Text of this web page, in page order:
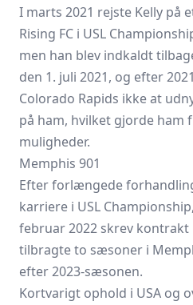
I marts 2021 rejste Kelly på
Rising FC i USL
men han blev indkaldt
den 1. juli 2021, og efter
Colorado Rapids ikke at
på ham, hvilket gjorde ham
muligheder.
Memphis 901
Efter forlængede
karriere i USL
februar 2022 skrev kontrakt
tilbragte to sæsoner i
efter 2023-sæsonen.
Kortvarigt ophold i USA og